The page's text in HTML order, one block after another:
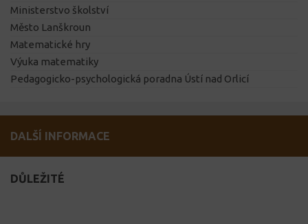
Ministerstvo školství
Město Lanškroun
Matematické hry
Výuka matematiky
Pedagogicko-psychologická poradna Ústí nad Orlicí
DALŠÍ INFORMACE
DŮLEŽITÉ